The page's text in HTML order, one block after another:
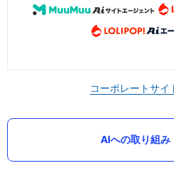
コーポレートサイ
AIへの取り組み